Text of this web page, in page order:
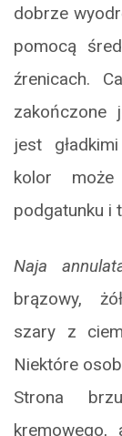
dobrze
pomocą
źrenicach.
zakończone
jest
kolor
podgatunku i
Naja
brązowy,
szary z
Niektóre
Strona
kremowego,